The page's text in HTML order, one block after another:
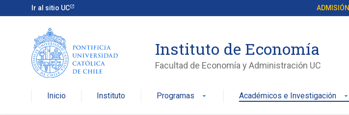
Ir al sitio UC ADMISIÓN
Instituto de Economía
Facultad de Economía y Administración UC
Inicio Instituto Programas arrow_drop_down Académicos e Investigación arrow_drop_down